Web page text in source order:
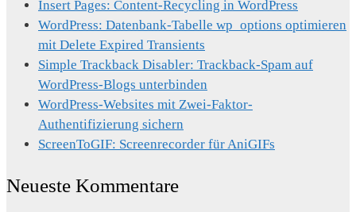
Insert Pages: Content-Recycling in WordPress
WordPress: Datenbank-Tabelle wp_options optimieren
mit Delete Expired Transients
Simple Trackback Disabler: Trackback-Spam auf
WordPress-Blogs unterbinden
WordPress-Websites mit Zwei-Faktor-
Authentifizierung sichern
ScreenToGIF: Screenrecorder für AniGIFs
Neueste Kommentare